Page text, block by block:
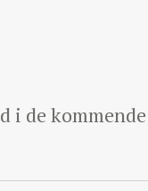
i de